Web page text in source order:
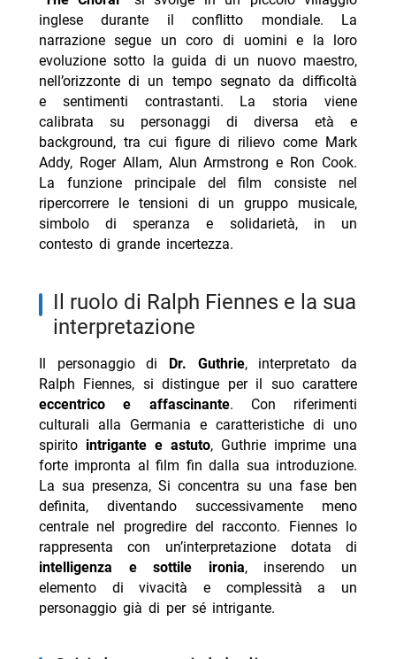
inglese durante il conflitto mondiale. La
narrazione segue un coro di uomini e la loro
evoluzione sotto la guida di un nuovo maestro,
nell’orizzonte di un tempo segnato da difficoltà
e sentimenti contrastanti. La storia viene
calibrata su personaggi di diversa età e
background, tra cui figure di rilievo come Mark
Addy, Roger Allam, Alun Armstrong e Ron Cook.
La funzione principale del film consiste nel
ripercorrere le tensioni di un gruppo musicale,
simbolo di speranza e solidarietà, in un
contesto di grande incertezza.
il ruolo di Ralph Fiennes e la sua
interpretazione
Il personaggio di Dr. Guthrie, interpretato da
Ralph Fiennes, si distingue per il suo carattere
eccentrico e affascinante. Con riferimenti
culturali alla Germania e caratteristiche di uno
spirito intrigante e astuto, Guthrie imprime una
forte impronta al film fin dalla sua introduzione.
La sua presenza, Si concentra su una fase ben
definita, diventando successivamente meno
centrale nel progredire del racconto. Fiennes lo
rappresenta con un’interpretazione dotata di
intelligenza e sottile ironia, inserendo un
elemento di vivacità e complessità a un
personaggio già di per sé intrigante.